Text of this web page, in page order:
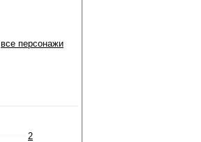
все персонажи
2